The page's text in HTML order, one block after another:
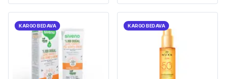
KARGO BEDAVA KARGO BEDAVA